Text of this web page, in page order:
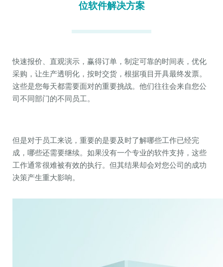
位软件解决方案
快速报价、直观演示，赢得订单，制定可靠的时间表，优化
采购，让生产透明化，按时交货，根据项目开具最终发票。
这些是您每天都需要面对的重要挑战。他们往往会来自您公
司不同部门的不同员工。
但是对于员工来说，重要的是要及时了解哪些工作已经完
成，哪些还需要继续。如果没有一个专业的软件支持，这些
工作通常很难被有效的执行。但其结果却会对您公司的成功
决策产生重大影响。